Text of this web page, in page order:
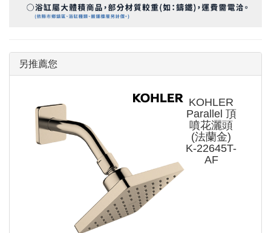
另推薦您
KOHLER
Parallel 頂
噴花灑頭
(法蘭金)
K-22645T-
AF